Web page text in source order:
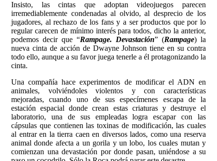
Insisto, las cintas que adoptan videojuegos parecen
irremediablemente condenadas al olvido, al desprecio de los
jugadores, al rechazo de los fans y a ser productos que por lo
regular carecen de mínimo interés para todos, dicho la anterior,
podemos decir que “Rampage. Devastación” (Rampage) la
nueva cinta de acción de Dwayne Johnson tiene en su contra
todo ello, aunque a su favor juega tenerle a él protagonizando la
cinta.
Una compañía hace experimentos de modificar el ADN en
animales, volviéndoles violentos y con características
mejoradas, cuando uno de sus especímenes escapa de la
estación espacial donde crean estas criaturas y destruye el
laboratorio, una de sus empleadas logra escapar con las
cápsulas que contienen las toxinas de modificación, las cuales
al entrar en la tierra caen en diversos lados, como una reserva
animal donde afecta a un gorila y un lobo, los cuales mutan y
comienzan una devastación por donde pasan, uniéndose a su